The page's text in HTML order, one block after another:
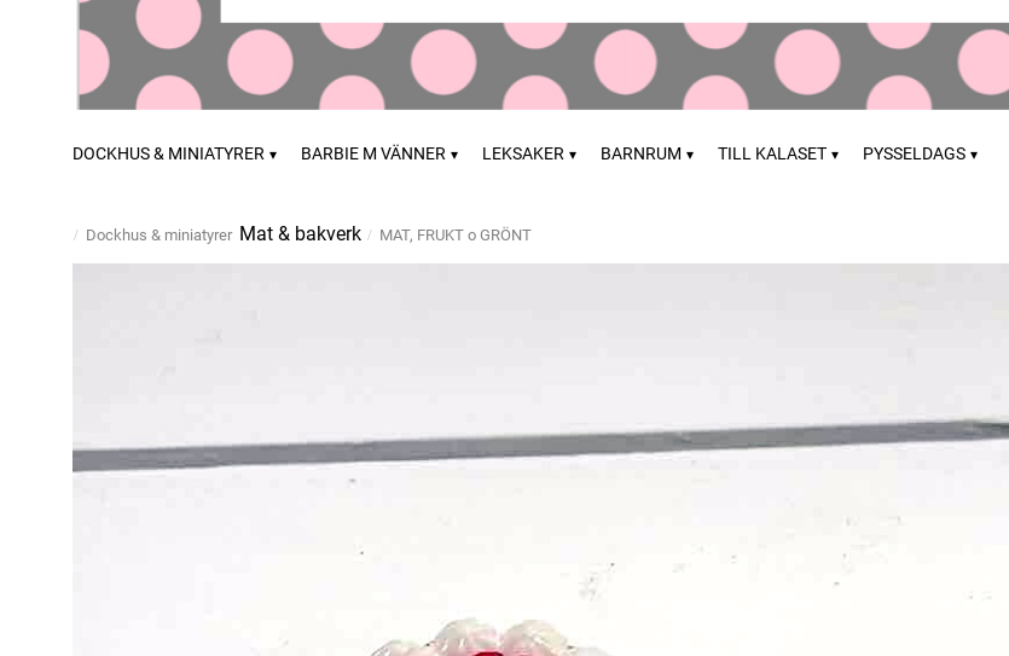
DOCKHUS & MINIATYRER BARBIE M VÄNNER LEKSAKER BARNRUM TILL KALASET PYSSELDAGS
Dockhus & miniatyrer Mat & bakverk MAT, FRUKT o GRÖNT